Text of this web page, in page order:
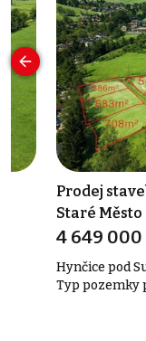
Prodej
Staré Město
4 649 000
Hynčice pod
Typ pozemky